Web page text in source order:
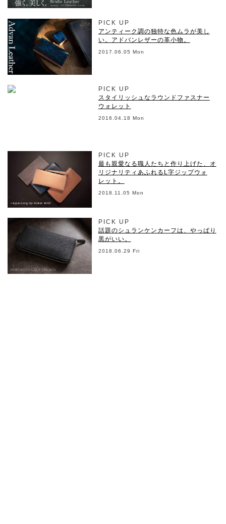
PICK UP
アンティーク調の独特な色ムラが美し
い。アドバンレザーの革小物。
2017.06.05 Mon
PICK UP
スタイリッシュなラウンドファスナー
ウォレット
2016.04.18 Mon
PICK UP
最も親愛なる職人たちと作り上げた、オ
リジナリティあふれるL字ジップウォ
レット。
2018.11.05 Mon
PICK UP
話題のシュランケンカーフは、やっぱり
黒がいい。
2018.06.29 Fri